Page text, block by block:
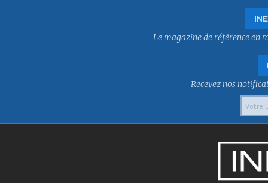
Le magazine de référence en
Recevez nos